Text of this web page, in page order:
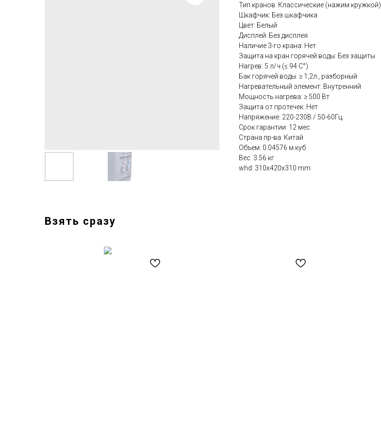
Тип кранов: Классические (нажим кружкой)
Шкафчик: Без шкафчика
Цвет: Белый
Дисплей: Без дисплея
Наличие 3-го крана: Нет
Защита на кран горячей воды: Без защиты
Нагрев: 5 л/ч (≤ 94 C°)
Бак горячей воды: ≥ 1,2л., разборный
Нагревательный элемент: Внутренний
Мощность нагрева: ≥ 500 Вт
Защита от протечек: Нет
Напряжение: 220-230В / 50-60Гц.
Срок гарантии: 12 мес.
Страна пр-ва: Китай
Объем: 0.04576 м.куб
Вес: 3.56 кг
whd: 310x420x310 mm
Взять сразу